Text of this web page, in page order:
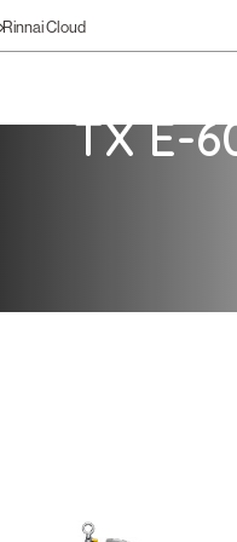
Rinnai Cloud
TX E-